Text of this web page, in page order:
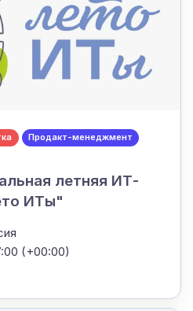
Продакт-менеджмент
летняя ИТ-
ИТы"
(+00:00)